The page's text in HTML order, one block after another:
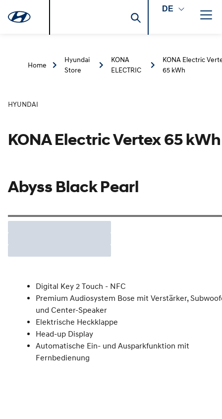
DE
Home
Hyundai
Store
KONA
ELECTRIC
KONA Electric
65 kWh
HYUNDAI
KONA Electric Vertex 65 kWh
Abyss Black Pearl
Digital Key 2 Touch - NFC
Premium Audiosystem Bose mit Verstärker,
und Center-Speaker
Elektrische Heckklappe
Head-up Display
Automatische Ein- und Ausparkfunktion mit
Fernbedienung